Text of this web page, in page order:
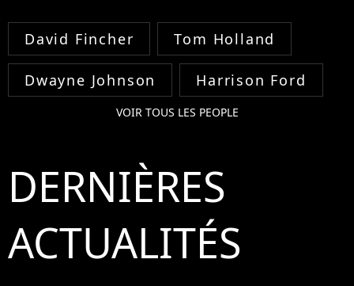
David Fincher Tom Holland
Dwayne Johnson Harrison Ford
VOIR TOUS LES PEOPLE
DERNIÈRES
ACTUALITÉS